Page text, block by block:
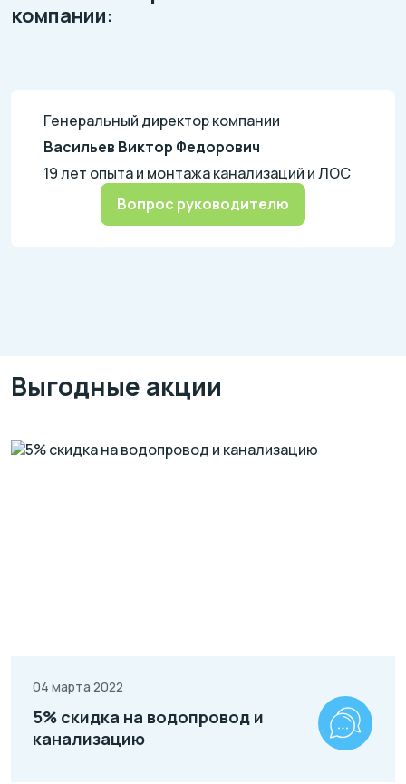
компании:
Генеральный директор компании
Васильев Виктор Федорович
19 лет опыта и монтажа канализаций и ЛОС
Вопрос руководителю
Выгодные акции
04 марта 2022
5% скидка на водопровод и
канализацию